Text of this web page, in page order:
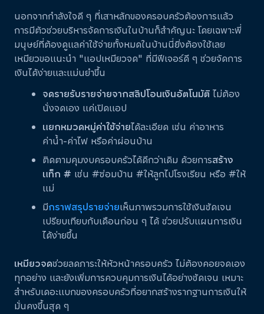
นอกจากกำลังใจดี ๆ ที่เสาหลักของครอบครัวต้องการแล้ว
การมีตัวช่วยบริหารจัดการเงินในบ้านก็สำคัญนะ โดยเฉพาะพี่
มนุษย์ที่ต้องดูแลค่าใช้จ่ายทั้งหมดในบ้านนี่ยิ่งต้องใช้เลย
เหมียวขอแนะนำ "แอปเหมียวจด" ที่มีฟีเจอร์ดี ๆ ช่วยจัดการ
เงินได้ง่ายและแม่นยำขึ้น
จดรายรับรายจ่ายจากสลิปโอนเงินอัตโนมัติ ไม่ต้อง
นั่งจดเอง แค่เปิดแอป
แยกหมวดหมู่ค่าใช้จ่ายได้ละเอียด เช่น ค่าอาหาร
ค่าน้ำ-ค่าไฟ หรือค่าผ่อนบ้าน
ติดตามคุมงบครอบครัวได้ดีกว่าเดิม ด้วยการสร้าง
แท็ก # เช่น #ซ่อมบ้าน #ให้ลูกไปโรงเรียน หรือ #ให้
แม่
มีกราฟสรุปรายจ่ายเห็นภาพรวมการใช้เงินชัดเจน
เปรียบเทียบกับเดือนก่อน ๆ ได้ ช่วยปรับแผนการเงิน
ได้ง่ายขึ้น
เหมียวจดช่วยลดภาระให้หัวหน้าครอบครัว ไม่ต้องคอยจดเอง
ทุกอย่าง และยังเพิ่มการควบคุมการเงินได้อย่างชัดเจน เหมาะ
สำหรับเดอะแบกของครอบครัวที่อยากสร้างรากฐานการเงินให้
มั่นคงขึ้นสุด ๆ